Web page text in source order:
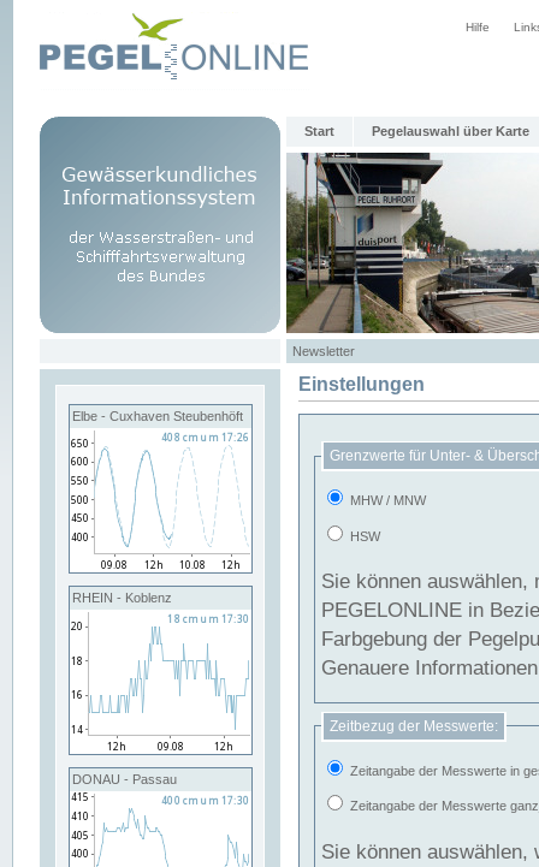
Hilfe
Start Pegelauswahl über Karte
Newsletter
Elbe - Cuxhaven Steubenhöft
RHEIN - Koblenz
DONAU - Passau
Einstellungen
Grenzwerte für Unter- &
MHW / MNW
HSW
Sie können
PEGELONLINE in Beziehung
Farbgebung der
Genauere
Zeitbezug der Messwerte:
Zeitangabe der Messwerte in
Zeitangabe der Messwerte
Sie können auswählen,